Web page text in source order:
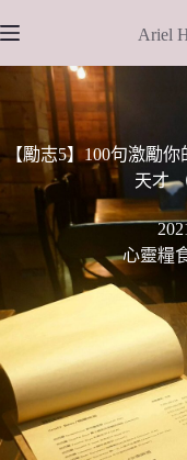
至
主
Ariel
【勵志5】100句激勵
天才
心靈糧